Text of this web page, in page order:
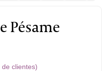
Pésame
de clientes)